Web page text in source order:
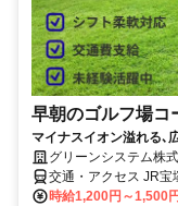
早朝のゴルフ場コ
マイナスイオン溢れる､
グリーンシステム株
交通・アクセス JR宝
時給1,200円～1,500円